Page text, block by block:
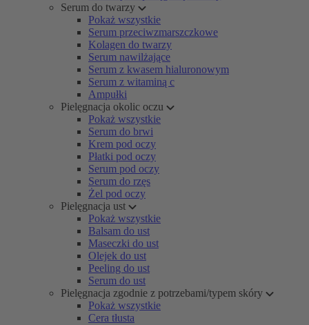
Serum do twarzy
Pokaż wszystkie
Serum przeciwzmarszczkowe
Kolagen do twarzy
Serum nawilżające
Serum z kwasem hialuronowym
Serum z witaminą c
Ampułki
Pielęgnacja okolic oczu
Pokaż wszystkie
Serum do brwi
Krem pod oczy
Płatki pod oczy
Serum pod oczy
Serum do rzęs
Żel pod oczy
Pielęgnacja ust
Pokaż wszystkie
Balsam do ust
Maseczki do ust
Olejek do ust
Peeling do ust
Serum do ust
Pielęgnacja zgodnie z potrzebami/typem skóry
Pokaż wszystkie
Cera tłusta